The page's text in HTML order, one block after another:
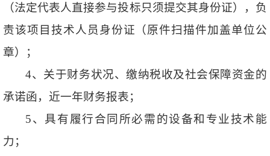
（法定代表人直接参与投标只须提交其身份证），负
责该项目技术人员身份证（原件扫描件加盖单位公
章）；
4、关于财务状况、缴纳税收及社会保障资金的
承诺函，近一年财务报表；
5、具有履行合同所必需的设备和专业技术能
力；